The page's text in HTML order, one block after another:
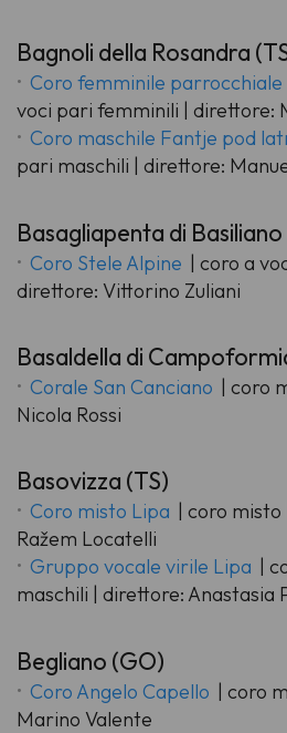
Bagnoli della Rosandra
Coro femminile parrocchiale
voci pari femminili | direttore:
Coro maschile Fantje pod
pari maschili | direttore:
Basagliapenta di
Coro Stele Alpine | coro a
direttore: Vittorino Zuliani
Basaldella di
Corale San Canciano | coro
Nicola Rossi
Basovizza (TS)
Coro misto Lipa | coro
Ražem Locatelli
Gruppo vocale virile Lipa |
maschili | direttore: Anastasia
Begliano (GO)
Coro Angelo Capello | coro
Marino Valente